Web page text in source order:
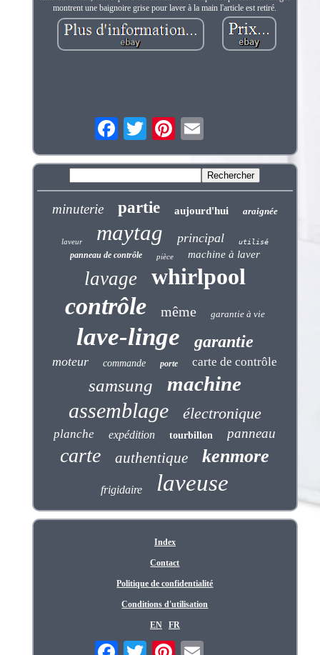
montrent une baignoire grise pour laver à la main l'article est retiré.
minuterie partie aujourd'hui araignée
laveur maytag principal utilisé
panneau de contrôle pièce machine à laver
lavage whirlpool
contrôle même garantie à vie
lave-linge garantie
moteur commande porte carte de contrôle
samsung machine
assemblage électronique
planche expédition tourbillon panneau
carte authentique kenmore
frigidaire laveuse
Index
Contact
Politique de confidentialité
Conditions d'utilisation
EN FR